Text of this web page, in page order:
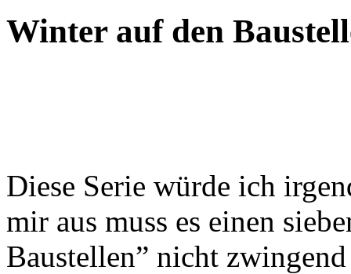
Winter auf den
Diese Serie würde ich
mir aus muss es einen
Baustellen” nicht